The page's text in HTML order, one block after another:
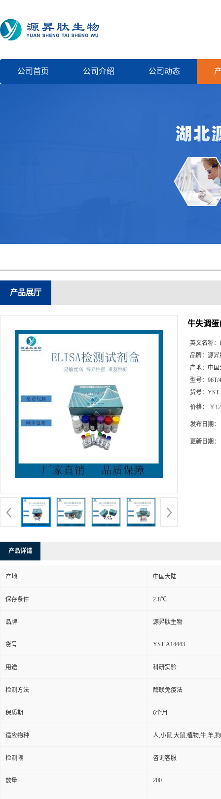
公司首页 公司介绍 公司动态
产品展厅
牛失调蛋
英文名称：
品牌： 源昇
产地： 中国
型号： 96T/
货号：
价格： ￥
发布日期：
更新日期：
产品详请
产地 中国大陆
保存条件 2-8℃
品牌 源昇肽生物
货号 YST-A14443
用途 科研实验
检测方法 酶联免疫法
保质期 6个月
适应物种 人,小鼠,大鼠,植物,牛,羊,
检测限 咨询客服
数量 200